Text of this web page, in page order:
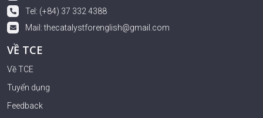
Tel: (+84) 37 332 4388
Mail:thecatalystforenglish@gmail.com
VỀ TCE
Về TCE
Tuyển dụng
Feedback